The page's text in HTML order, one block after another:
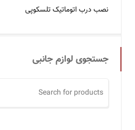
نصب درب اتوماتیک تلسکوپی
جستجوی لوازم جانبی